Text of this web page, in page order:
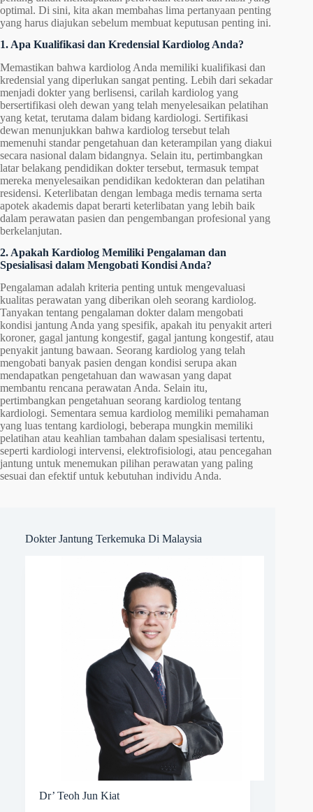
optimal. Di sini, kita akan membahas lima pertanyaan penting
yang harus diajukan sebelum membuat keputusan penting ini.
1. Apa Kualifikasi dan Kredensial Kardiolog Anda?
Memastikan bahwa kardiolog Anda memiliki kualifikasi dan
kredensial yang diperlukan sangat penting. Lebih dari sekadar
menjadi dokter yang berlisensi, carilah kardiolog yang
bersertifikasi oleh dewan yang telah menyelesaikan pelatihan
yang ketat, terutama dalam bidang kardiologi. Sertifikasi
dewan menunjukkan bahwa kardiolog tersebut telah
memenuhi standar pengetahuan dan keterampilan yang diakui
secara nasional dalam bidangnya. Selain itu, pertimbangkan
latar belakang pendidikan dokter tersebut, termasuk tempat
mereka menyelesaikan pendidikan kedokteran dan pelatihan
residensi. Keterlibatan dengan lembaga medis ternama serta
apotek akademis dapat berarti keterlibatan yang lebih baik
dalam perawatan pasien dan pengembangan profesional yang
berkelanjutan.
2. Apakah Kardiolog Memiliki Pengalaman dan
Spesialisasi dalam Mengobati Kondisi Anda?
Pengalaman adalah kriteria penting untuk mengevaluasi
kualitas perawatan yang diberikan oleh seorang kardiolog.
Tanyakan tentang pengalaman dokter dalam mengobati
kondisi jantung Anda yang spesifik, apakah itu penyakit arteri
koroner, gagal jantung kongestif, gagal jantung kongestif, atau
penyakit jantung bawaan. Seorang kardiolog yang telah
mengobati banyak pasien dengan kondisi serupa akan
mendapatkan pengetahuan dan wawasan yang dapat
membantu rencana perawatan Anda. Selain itu,
pertimbangkan pengetahuan seorang kardiolog tentang
kardiologi. Sementara semua kardiolog memiliki pemahaman
yang luas tentang kardiologi, beberapa mungkin memiliki
pelatihan atau keahlian tambahan dalam spesialisasi tertentu,
seperti kardiologi intervensi, elektrofisiologi, atau pencegahan
jantung untuk menemukan pilihan perawatan yang paling
sesuai dan efektif untuk kebutuhan individu Anda.
Dokter Jantung Terkemuka Di Malaysia
Dr’ Teoh Jun Kiat